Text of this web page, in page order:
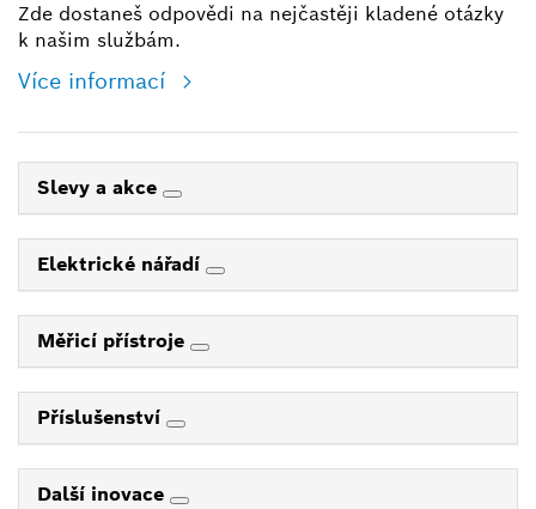
Zde dostaneš odpovědi na nejčastěji kladené otázky
k našim službám.
Více informací
Slevy a akce
Elektrické nářadí
Měřicí přístroje
Příslušenství
Další inovace